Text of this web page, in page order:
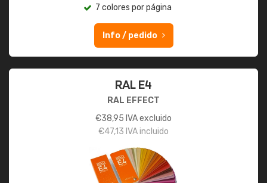
7 colores por página
Info / pedido
RAL E4
RAL EFFECT
€38,95 IVA excluido
€47,13 IVA incluido